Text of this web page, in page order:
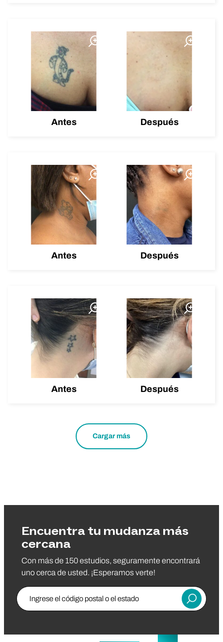
Antes Después
Antes Después
Antes Después
Cargar más
Encuentra tu mudanza más
cercana
Con más de 150 estudios, seguramente encontrará
uno cerca de usted. ¡Esperamos verte!
Ingrese el código postal o el estado
Entregar